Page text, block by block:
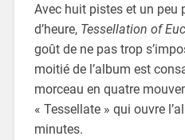
Avec huit pistes et un peu
d’heure, Tessellation of
goût de ne pas trop
moitié de l’album est
morceau en quatre
« Tessellate » qui ouvre
minutes.